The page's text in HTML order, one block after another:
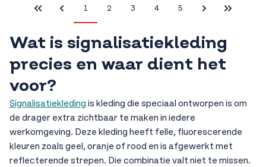
First Page U lees momenteel pagina
1 Pagina
2 Pagina
3 Pagina
4 Pagina
5 Last Page
Wat is signalisatiekleding
precies en waar dient het
voor?
Signalisatiekleding is kleding die speciaal ontworpen is om
de drager extra zichtbaar te maken in iedere
werkomgeving. Deze kleding heeft felle, fluorescerende
kleuren zoals geel, oranje of rood en is afgewerkt met
reflecterende strepen. Die combinatie valt niet te missen.